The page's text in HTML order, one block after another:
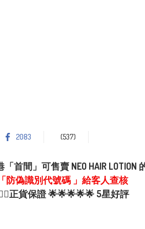
2083 (537)
首間」可售賣 NEO HAIR LOTION
防偽識別代號碼 」給客人查核
正貨保證 🌟🌟🌟🌟🌟 5星好評